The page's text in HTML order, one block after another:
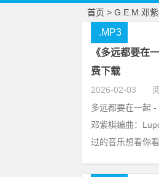
首页 > G.E.M.邓
《多远都要在
费下载
2026-02-03
.MP3
多远都要在一起
邓紫棋编曲：
过的音乐想看你看